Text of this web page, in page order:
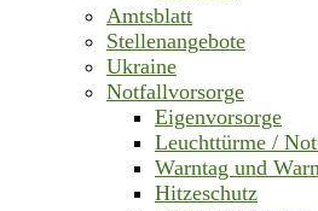
Amtsblatt
Stellenangebote
Ukraine
Notfallvorsorge
Eigenvorsorge
Leuchttürme /
Warntag und
Hitzeschutz